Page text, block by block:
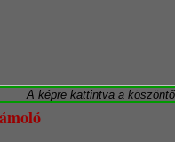
A képre kattintva a